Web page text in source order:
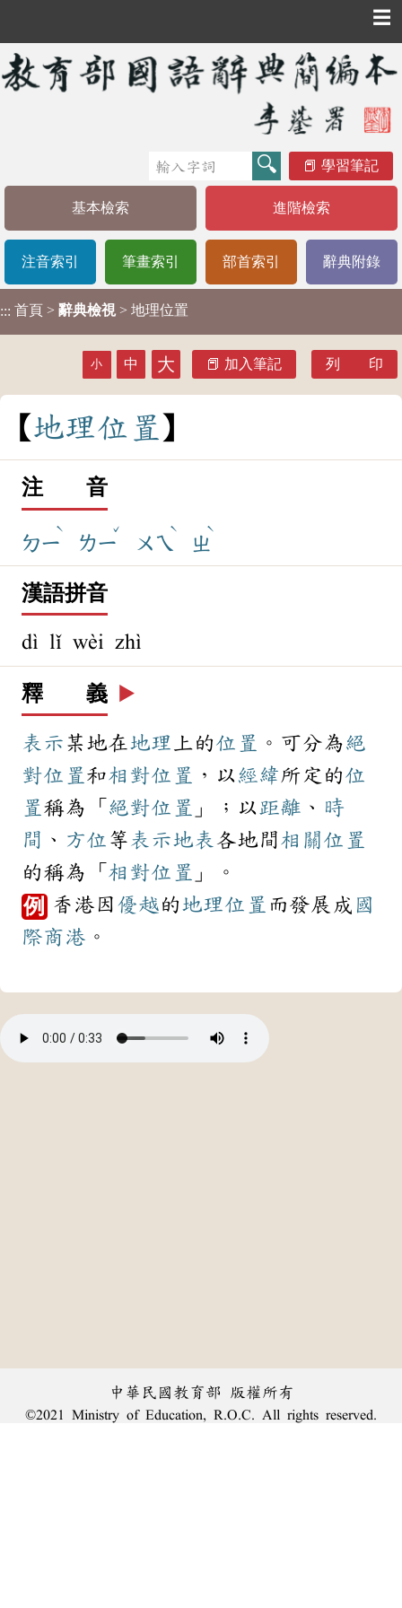
☰
學習筆記
基本檢索 進階檢索
注音索引 筆畫索引 部首索引 辭典附錄
::: 首頁 > 辭典檢視 > 地理位置
小 中 大 加入筆記 列 印
地理位 置
注 音
ㄉㄧ
ˋ
ㄌㄧ
ˇ
ㄨㄟ
ˋ
ㄓ
ˋ
漢語拼音
dì lǐ wèi zhì
釋 義 ▶️
表示 某地在地理 上的位置 。可分為絕
對位置 和相對位置 ，以經緯所定的位
置 稱為「 絕對位置 」；以距離 、 時
間 、 方位 等表示地表 各地間相關位置
的稱為「 相對位置 」。
例 香港因 優越的地理位置 而發展成 國
際商港 。
中華民國教育部 版權所有
©2021 Ministry of Education, R.O.C. All rights reserved.